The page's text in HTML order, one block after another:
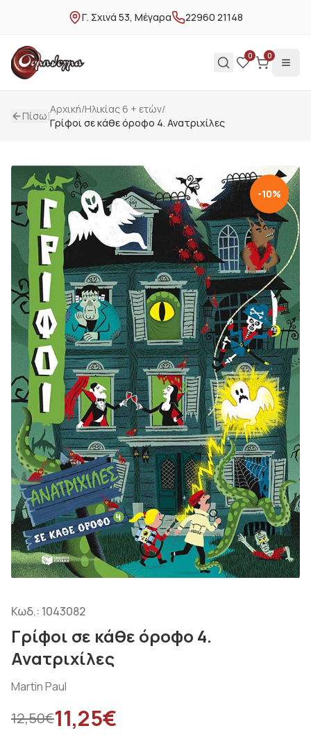
Γ. Σχινά 53, Μέγαρα 22960 21148
0 0
Πίσω|Αρχική/Ηλικίας 6 + ετών/
Γρίφοι σε κάθε όροφο 4. Ανατριχίλες
-10%
Κωδ.: 1043082
Γρίφοι σε κάθε όροφο 4.
Ανατριχίλες
Martin Paul
12,50€11,25€